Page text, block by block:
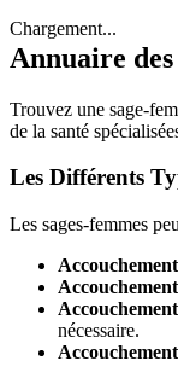
Chargement...
Annuaire des
Trouvez une sage-
de la santé
Les Différents
Les sages-femmes
nécessaire.